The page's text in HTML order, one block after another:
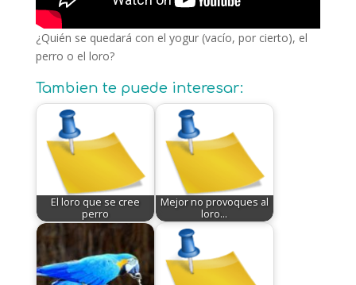
¿Quién se quedará con el yogur (vacío, por cierto), el
perro o el loro?
Tambien te puede interesar:
El loro que se cree
perro
Mejor no provoques al
loro...